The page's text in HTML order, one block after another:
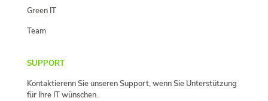
Green IT
Team
SUPPORT
Kontaktierenn Sie unseren Support, wenn Sie Unterstützung
für Ihre IT wünschen.